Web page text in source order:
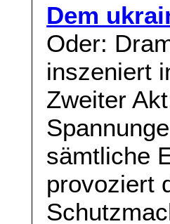
Dem
Oder:
inszeniert
Zweiter
sämtliche
provoziert